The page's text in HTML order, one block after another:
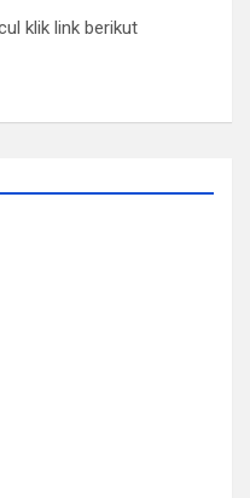
klik link berikut